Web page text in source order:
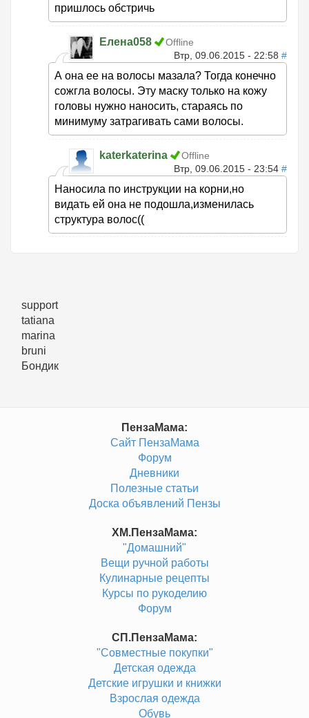
пришлось обстричь
Елена058
Offline
Втр, 09.06.2015 - 22:58 #
А она ее на волосы мазала? Тогда конечно
сожгла волосы. Эту маску только на кожу
головы нужно наносить, стараясь по
минимуму затрагивать сами волосы.
katerkaterina
Offline
Втр, 09.06.2015 - 23:54 #
Наносила по инструкции на корни,но
видать ей она не подошла,изменилась
структура волос((
support
tatiana
marina
bruni
Бондик
ПензаМама:
Сайт ПензаМама
Форум
Дневники
Полезные статьи
Доска объявлений Пензы
ХМ.ПензаМама:
"Домашний"
Вещи ручной работы
Кулинарные рецепты
Курсы по рукоделию
Форум
СП.ПензаМама:
"Совместные покупки"
Детская одежда
Детские игрушки и книжки
Взрослая одежда
Обувь